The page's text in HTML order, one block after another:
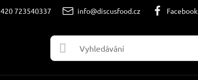
723540337 info@discusfood.cz Facebook